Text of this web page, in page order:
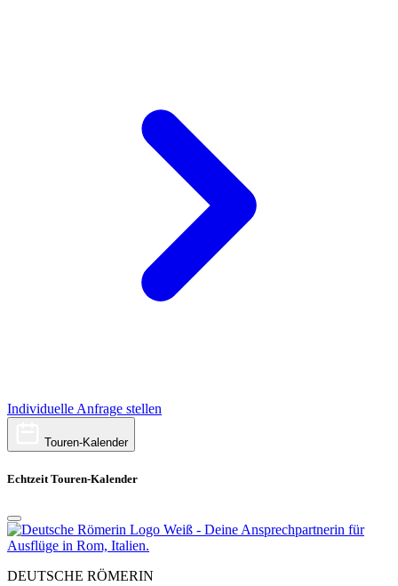
Individuelle Anfrage stellen
Touren-Kalender
Echtzeit Touren-Kalender
DEUTSCHE RÖMERIN